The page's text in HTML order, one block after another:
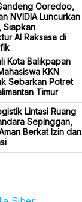
Ooredoo,
NVIDIA Luncurkan
Siapkan
AI Raksasa di
Kota Balikpapan
KKN
Sebarkan Potret
Timur
Lintasi Ruang
Sepinggan,
Berkat Izin dan